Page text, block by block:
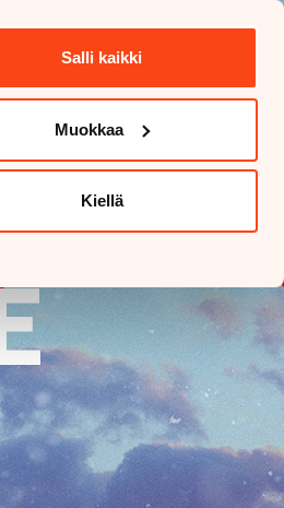
Salli kaikki
Muokkaa
Kiellä